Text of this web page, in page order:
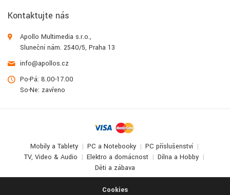
Cookies
Kontaktujte nás
Apollo Multimedia s.r.o.,
Sluneční nám. 2540/5, Praha 13
info@apollos.cz
Po-Pá: 8.00-17.00
So-Ne: zavřeno
Mobily a Tablety PC a Notebooky
PC příslušenství
TV, Video & Audio
Elektro a domácnost
Dílna a Hobby
Děti a zábava